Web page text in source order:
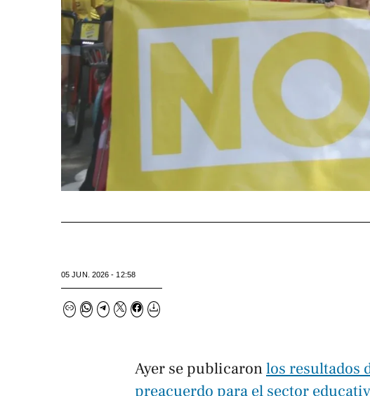
05 JUN. 2026 - 12:58
Ayer se publicaronlos resultados
preacuerdo para el sector